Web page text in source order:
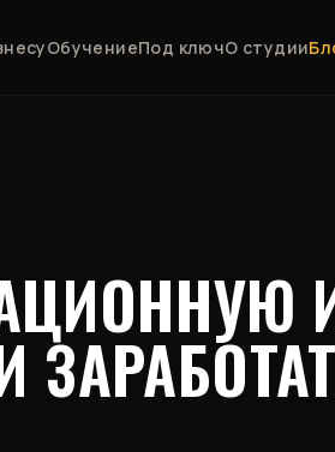
ОбучениеПод ключО студии